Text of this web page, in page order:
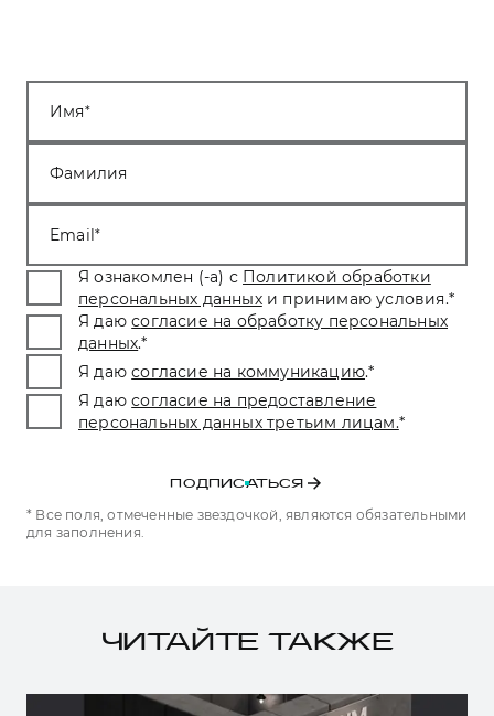
Имя
Фамилия
Email
Я ознакомлен (-а) с Политикой обработки
персональных данных и принимаю условия.*
Я даю согласие на обработку персональных
данных.*
Я даю согласие на коммуникацию.*
Я даю согласие на предоставление
персональных данных третьим лицам.*
ПОДПИСАТЬСЯ
* Все поля, отмеченные звездочкой, являются обязательными
для заполнения.
ЧИТАЙТЕ ТАКЖЕ